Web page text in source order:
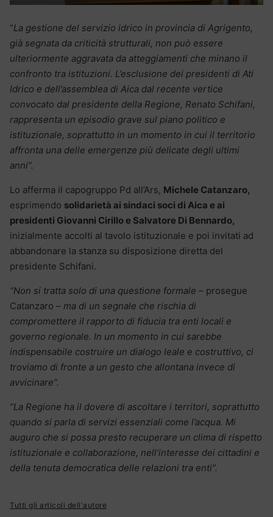
“La gestione del servizio idrico in provincia di Agrigento,
già segnata da criticità strutturali, non può essere
ulteriormente aggravata da atteggiamenti che minano il
confronto tra istituzioni. L’esclusione dei presidenti di Ati
Idrico e dell’assemblea di Aica dal recente vertice
convocato dal presidente della Regione, Renato Schifani,
rappresenta un episodio grave sul piano politico e
istituzionale, soprattutto in un momento in cui il territorio
affronta una delle emergenze più delicate degli ultimi
anni”.
Lo afferma il capogruppo Pd all’Ars, Michele Catanzaro,
esprimendo solidarietà ai sindaci soci di Aica e ai
presidenti Giovanni Cirillo e Salvatore Di Bennardo,
inizialmente accolti al tavolo istituzionale e poi invitati ad
abbandonare la stanza su disposizione diretta del
presidente Schifani.
“Non si tratta solo di una questione formale – prosegue
Catanzaro – ma di un segnale che rischia di
compromettere il rapporto di fiducia tra enti locali e
governo regionale. In un momento in cui sarebbe
indispensabile costruire un dialogo leale e costruttivo, ci
troviamo di fronte a un gesto che allontana invece di
avvicinare”.
“La Regione ha il dovere di ascoltare i territori, soprattutto
quando si parla di servizi essenziali come l’acqua. Mi
auguro che si possa presto recuperare un clima di rispetto
istituzionale e collaborazione, nell’interesse dei cittadini e
della tenuta democratica delle relazioni tra enti”.
Tutti gli articoli dell'autore